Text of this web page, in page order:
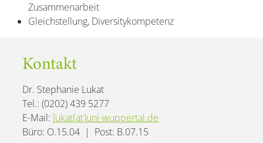
Zusammenarbeit
Gleichstellung, Diversitykompetenz
Kontakt
Dr. Stephanie Lukat
Tel.: (0202) 439 5277
E-Mail: lukat[at]uni-wuppertal.de
Büro: O.15.04 | Post: B.07.15